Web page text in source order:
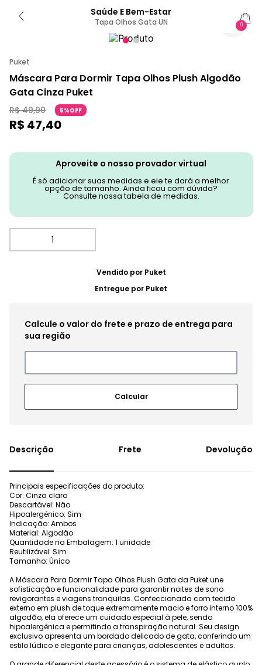
Saúde E Bem-Estar
Tapa Olhos Gata UN 0
Puket
Máscara Para Dormir Tapa Olhos Plush Algodão
Gata Cinza Puket
R$ 49,90 5%OFF
R$ 47,40
Aproveite o nosso provador virtual
É só adicionar suas medidas e ele te dará a melhor
opção de tamanho. Ainda ficou com dúvida?
Consulte nossa tabela de medidas.
Vendido por Puket
Entregue por Puket
Frete Devolução
Principais especificações do produto:
Cor: Cinza claro
Descartável: Não
Hipoalergênico: Sim
Indicação: Ambos
Material: Algodão
Quantidade na Embalagem: 1 unidade
Reutilizável: Sim
Tamanho: Único
A Máscara Para Dormir Tapa Olhos Plush Gata da Puket une
sofisticação e funcionalidade para garantir noites de sono
revigorantes e viagens tranquilas. Confeccionada com tecido
externo em plush de toque extremamente macio e forro interno 100%
algodão, ela oferece um cuidado especial à pele, sendo
hipoalergênica e permitindo a transpiração natural. Seu design
exclusivo apresenta um bordado delicado de gata, conferindo um
estilo lúdico e elegante para crianças, adolescentes e adultos.